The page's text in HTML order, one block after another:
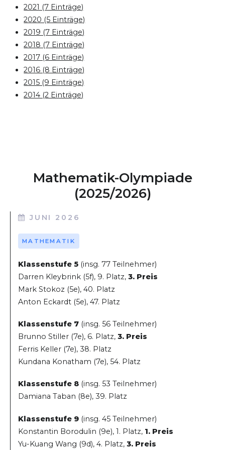
2021 (7 Einträge)
2020 (5 Einträge)
2019 (7 Einträge)
2018 (7 Einträge)
2017 (6 Einträge)
2016 (8 Einträge)
2015 (9 Einträge)
2014 (2 Einträge)
Mathematik-Olympiade
(2025/2026)
JUNI 2026
MATHEMATIK
Klassenstufe 5 (insg. 77 Teilnehmer)
Darren Kleybrink (5f), 9. Platz, 3. Preis
Mark Stokoz (5e), 40. Platz
Anton Eckardt (5e), 47. Platz
Klassenstufe 7 (insg. 56 Teilnehmer)
Brunno Stiller (7e), 6. Platz, 3. Preis
Ferris Keller (7e), 38. Platz
Kundana Konatham (7e), 54. Platz
Klassenstufe 8 (insg. 53 Teilnehmer)
Damiana Taban (8e), 39. Platz
Klassenstufe 9 (insg. 45 Teilnehmer)
Konstantin Borodulin (9e), 1. Platz, 1. Preis
Yu-Kuang Wang (9d), 4. Platz, 3. Preis